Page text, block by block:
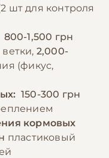
шт для контроля
800-1,500 грн
2,000-
(фикус,
150-300 грн
кормовых
пластиковый